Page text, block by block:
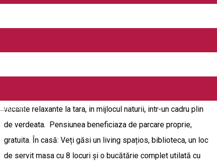
English
zone turistice remarcabile. Pensiunea Albinuta este mai mult
vacante relaxante la tara, in mijlocul naturii, intr-un cadru plin
de verdeata. Pensiunea beneficiaza de parcare proprie,
gratuita. În casă: Veți găsi un living spațios, biblioteca, un loc
de servit masa cu 8 locuri și o bucătărie complet utilată cu